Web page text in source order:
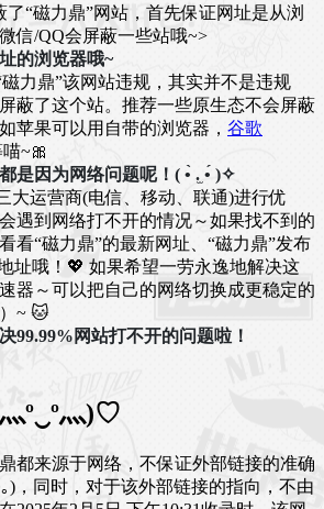
“磁力鼎”网站，首先保证网址是从浏
信/QQ会屏蔽一些站哦~>
的浏览器哦~
力鼎”该网站违规，其实并不是违规
蔽了这个站。推荐一些原生态不会屏蔽
苹果可以用自带的浏览器， 谷歌
~🎀
是因为网络问题呢！( •̀ .̫ •́ )✧
运营商(电信、移动、联通)进行优
遇到网络打不开的情况～如果找不到的
看“磁力鼎”的最新网址、“磁力鼎”发布
址哦！💖 如果希望一劳永逸地解决这
器～可以把自己的网络切换成更稳定的
~ 🐱
99.99%网站打不开的问题啦！
º‿º灬)♡
都来源于网络，不保证外部链接的准确
)，同时，对于该外部链接的指向，不由